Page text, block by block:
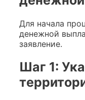
Для начала
денежной
заявление.
Шаг 1: